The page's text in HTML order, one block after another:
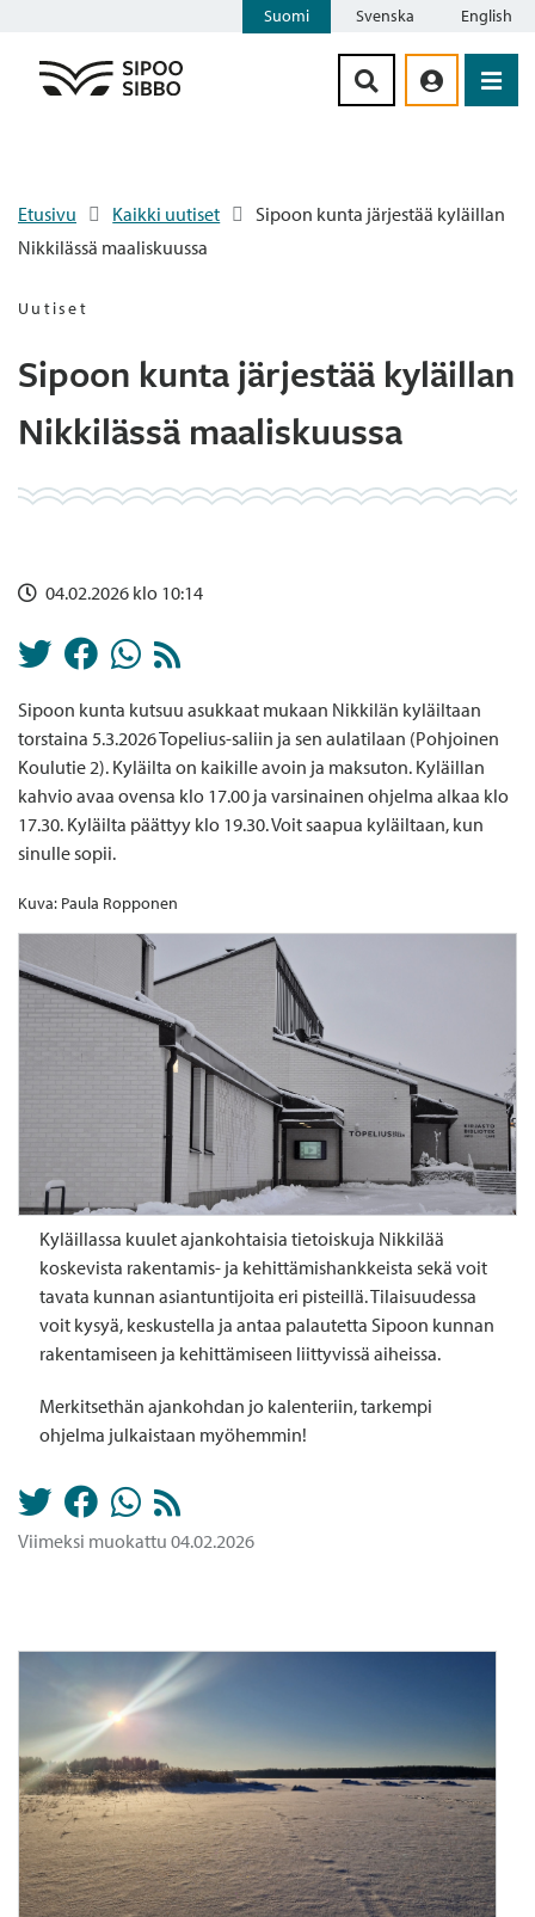
Suomi Svenska English
Etusivu Kaikki uutiset
Sipoon kunta järjestää kyläillan
Nikkilässä maaliskuussa
Uutiset
Sipoon kunta järjestää kyläillan
Nikkilässä maaliskuussa
04.02.2026 klo 10:14
Sipoon kunta kutsuu asukkaat mukaan Nikkilän kyläiltaan
torstaina 5.3.2026 Topelius-saliin ja sen aulatilaan (Pohjoinen
Koulutie 2). Kyläilta on kaikille avoin ja maksuton. Kyläillan
kahvio avaa ovensa klo 17.00 ja varsinainen ohjelma alkaa klo
17.30. Kyläilta päättyy klo 19.30. Voit saapua kyläiltaan, kun
sinulle sopii.
Kuva: Paula Ropponen
Kyläillassa kuulet ajankohtaisia tietoiskuja Nikkilää
koskevista rakentamis- ja kehittämishankkeista sekä voit
tavata kunnan asiantuntijoita eri pisteillä. Tilaisuudessa
voit kysyä, keskustella ja antaa palautetta Sipoon kunnan
rakentamiseen ja kehittämiseen liittyvissä aiheissa.
Merkitsethän ajankohdan jo kalenteriin, tarkempi
ohjelma julkaistaan myöhemmin!
Viimeksi muokattu 04.02.2026